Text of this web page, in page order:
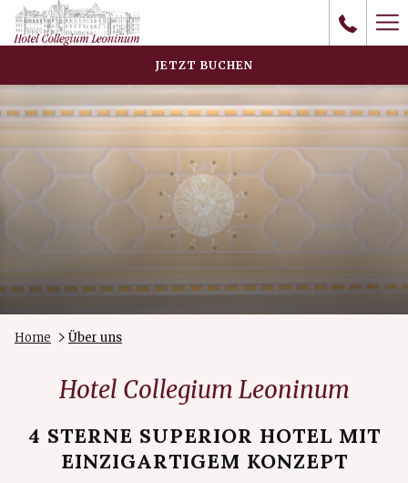
JETZT BUCHEN
Home Über uns
Hotel Collegium Leoninum
4 STERNE SUPERIOR HOTEL MIT
EINZIGARTIGEM KONZEPT